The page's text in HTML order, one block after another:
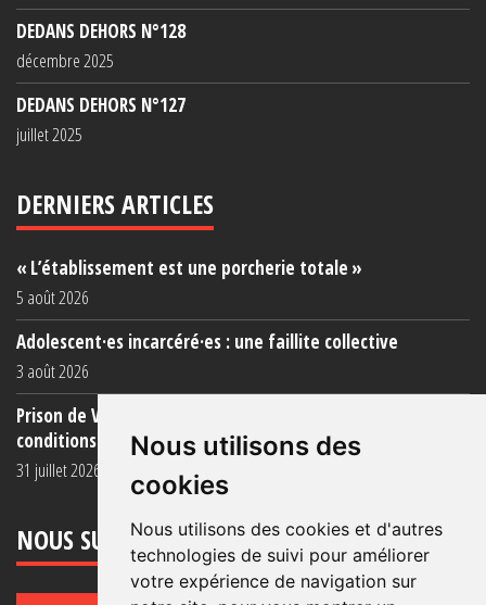
Nous utilisons des
cookies
Nous utilisons des cookies et d'autres
technologies de suivi pour améliorer
votre expérience de navigation sur
DEDANS DEHORS N°128
décembre 2025
DEDANS DEHORS N°127
juillet 2025
DERNIERS ARTICLES
« L’établissement est une porcherie totale »
5 août 2026
Adolescent·es incarcéré·es : une faillite collective
3 août 2026
Prison de Vendin-le-Vieil : témoignage de familles sur les
conditions (...)
31 juillet 2026
NOUS SUIVRE